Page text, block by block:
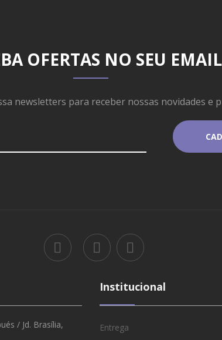
OFERTAS NO SEU EMAIL
newsletters para receber nossas novidades e
/ Jd. Brasília,
Institucional
Entrega